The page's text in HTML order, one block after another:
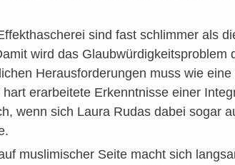
sind fast schlimmer als
wird das Glaubwürdigkeitsproblem
Herausforderungen muss wie
erarbeitete Erkenntnisse einer
wenn sich Laura Rudas dabei sogar
muslimischer Seite macht sich